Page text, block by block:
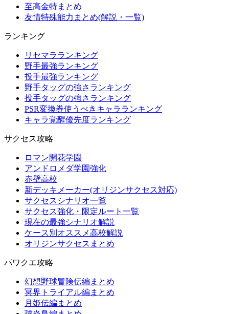
至高金特まとめ
友情特殊能力まとめ(解説・一覧)
ランキング
リセマラランキング
野手最強ランキング
投手最強ランキング
野手タッグの強さランキング
投手タッグの強さランキング
PSR変換券使うべきキャラランキング
キャラ覚醒優先度ランキング
サクセス攻略
ロマン開花学園
アンドロメダ学園強化
赤壁高校
新デッキメーカー(オリジンサクセス対応)
サクセスシナリオ一覧
サクセス強化・限定ルート一覧
現在の最強シナリオ解説
ケース別オススメ高校解説
オリジンサクセスまとめ
パワクエ攻略
幻想野球冒険伝編まとめ
冥界トライアル編まとめ
月姫伝編まとめ